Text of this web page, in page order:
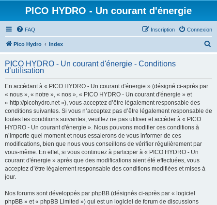
PICO HYDRO - Un courant d'énergie
FAQ Connexion
Inscription
Pico Hydro Index
h
PICO HYDRO - Un courant d'énergie - Conditions
d’utilisation
En accédant à « PICO HYDRO - Un courant d'énergie » (désigné ci-après par
« nous », « notre », « nos », « PICO HYDRO - Un courant d'énergie » et
« http://picohydro.net »), vous acceptez d’être légalement responsable des
conditions suivantes. Si vous n’acceptez pas d’être légalement responsable de
toutes les conditions suivantes, veuillez ne pas utiliser et accéder à « PICO
HYDRO - Un courant d'énergie ». Nous pouvons modifier ces conditions à
n’importe quel moment et nous essaierons de vous informer de ces
modifications, bien que nous vous conseillons de vérifier régulièrement par
vous-même. En effet, si vous continuez à participer à « PICO HYDRO - Un
courant d'énergie » après que des modifications aient été effectuées, vous
acceptez d’être légalement responsable des conditions modifiées et mises à
jour.
Nos forums sont développés par phpBB (désignés ci-après par « logiciel
phpBB » et « phpBB Limited ») qui est un logiciel de forum de discussions